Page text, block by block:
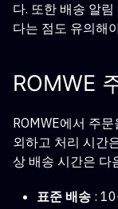
다. 또한 배송 알
다는 점도 유의해
ROMWE
ROMWE에서 주
외하고 처리 시간
상 배송 시간은 다
표준 배송 :